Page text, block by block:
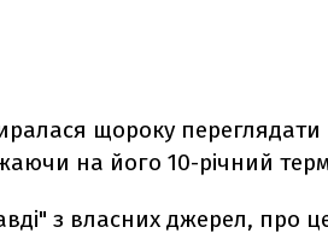
щороку переглядати
на його 10-річний
з власних джерел, про